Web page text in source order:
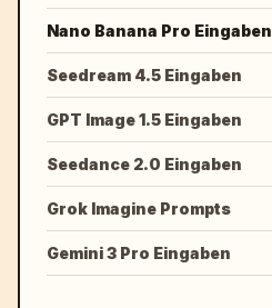
Nano Banana Pro Eingaben
Seedream 4.5 Eingaben
GPT Image 1.5 Eingaben
Seedance 2.0 Eingaben
Grok Imagine Prompts
Gemini 3 Pro Eingaben